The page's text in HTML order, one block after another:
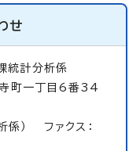
せ
統計分析係
町一丁目6番34
） ファクス：